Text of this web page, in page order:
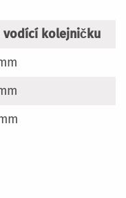
vodící kolejničku